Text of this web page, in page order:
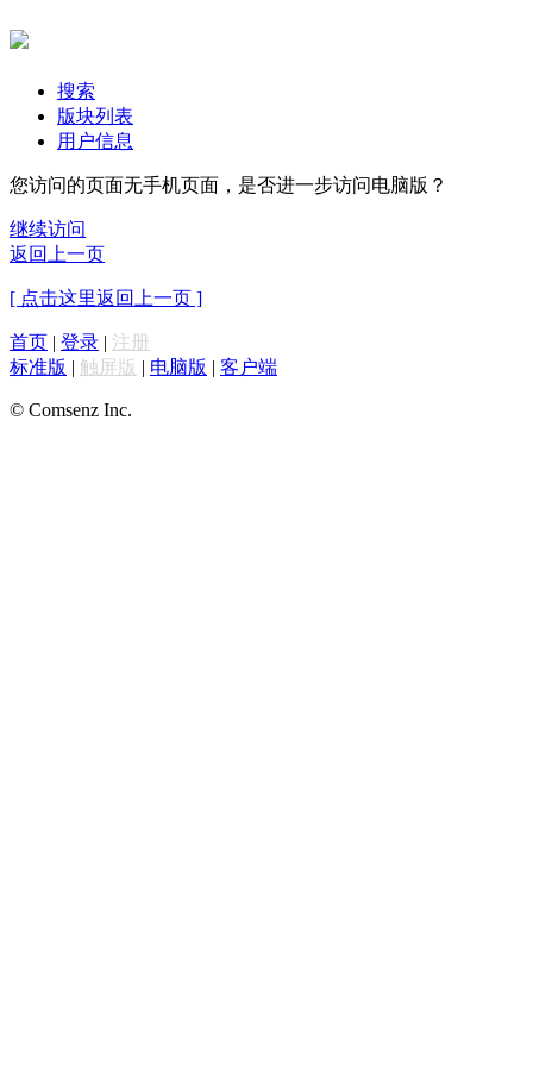
搜索
版块列表
用户信息
您访问的页面无手机页面，是否进一步访问电脑版？
继续访问
返回上一页
[ 点击这里返回上一页 ]
首页 | 登录 | 注册
标准版 | 触屏版 | 电脑版 | 客户端
© Comsenz Inc.